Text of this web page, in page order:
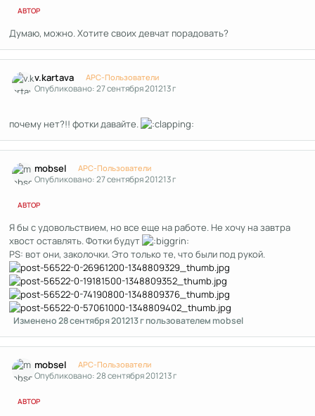
АВТОР
Думаю, можно. Хотите своих девчат порадовать?
v.kartava APC-Пользователи
Опубликовано:27 сентября 201213 г
почему нет?!! фотки давайте.
mobsel APC-Пользователи
Опубликовано:27 сентября 201213 г
АВТОР
Я бы с удовольствием, но все еще на работе. Не хочу на завтра
хвост оставлять. Фотки будут
PS: вот они, заколочки. Это только те, что были под рукой.
Изменено28 сентября 201213 гпользователем mobsel
mobsel APC-Пользователи
Опубликовано:28 сентября 201213 г
АВТОР